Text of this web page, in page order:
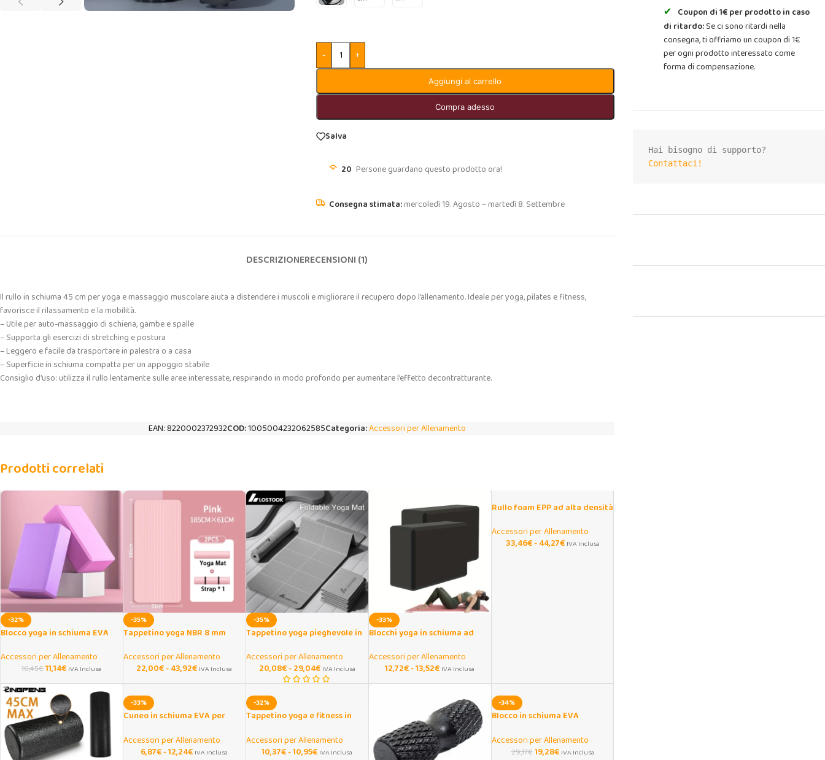
- +
Aggiungi al carrello
Compra adesso
Salva
20 Persone guardano questo prodotto ora!
mercoledì 19. Agosto – martedì 8. Settembre
DESCRIZIONERECENSIONI (1)
Il rullo in schiuma 45 cm per yoga e massaggio muscolare aiuta a distendere i muscoli e migliorare il recupero dopo l’allenamento. Ideale per yoga, pilates e fitness,
favorisce il rilassamento e la mobilità.
– Utile per auto-massaggio di schiena, gambe e spalle
– Supporta gli esercizi di stretching e postura
– Leggero e facile da trasportare in palestra o a casa
– Superficie in schiuma compatta per un appoggio stabile
Consiglio d’uso: utilizza il rullo lentamente sulle aree interessate, respirando in modo profondo per aumentare l’effetto decontratturante.
EAN:8220002372932COD:1005004232062585Categoria:Accessori per Allenamento
Prodotti correlati
-32%
Blocco yoga in schiuma EVA
Accessori per Allenamento
16,45€11,14€ IVA Inclusa
-35%
Tappetino yoga NBR 8 mm
pilates
Accessori per Allenamento
22,00€-43,92€ IVA Inclusa
-35%
Tappetino yoga pieghevole in
Accessori per Allenamento
20,08€-29,04€ IVA Inclusa
-33%
Blocchi yoga in schiuma ad
Accessori per Allenamento
12,72€-13,52€ IVA Inclusa
Rullo foam EPP ad alta densità
Accessori per Allenamento
33,46€- 44,27€ IVA Inclusa
-33%
Cuneo in schiuma EVA per
Accessori per Allenamento
6,87€-12,24€ IVA Inclusa
-32%
Tappetino yoga e fitness in
Accessori per Allenamento
10,37€-10,95€ IVA Inclusa
-34%
Blocco in schiuma EVA
squat
Accessori per Allenamento
29,17€19,28€ IVA Inclusa
Coupon di 1€ per prodotto in caso
di ritardo:Se ci sono ritardi nella
consegna, ti offriamo un coupon di 1€
per ogni prodotto interessato come
forma di compensazione.
Contattaci!